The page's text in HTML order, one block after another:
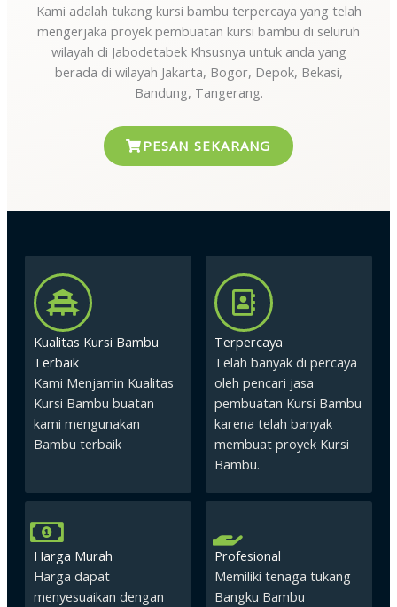
Kami adalah tukang kursi bambu terpercaya yang telah
mengerjaka proyek pembuatan kursi bambu di seluruh
wilayah di Jabodetabek Khsusnya untuk anda yang
berada di wilayah Jakarta, Bogor, Depok, Bekasi,
Bandung, Tangerang.
PESAN SEKARANG
Kualitas Kursi Bambu
Terbaik
Kami Menjamin Kualitas
Kursi Bambu buatan
kami mengunakan
Bambu terbaik
Terpercaya
Telah banyak di percaya
oleh pencari jasa
pembuatan Kursi Bambu
karena telah banyak
membuat proyek Kursi
Bambu.
Harga Murah
Harga dapat
menyesuaikan dengan
Profesional
Memiliki tenaga tukang
Bangku Bambu